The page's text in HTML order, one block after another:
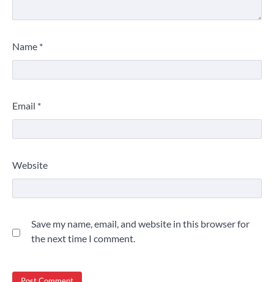
Name *
Email *
Website
Save my name, email, and website in this browser for
the next time I comment.